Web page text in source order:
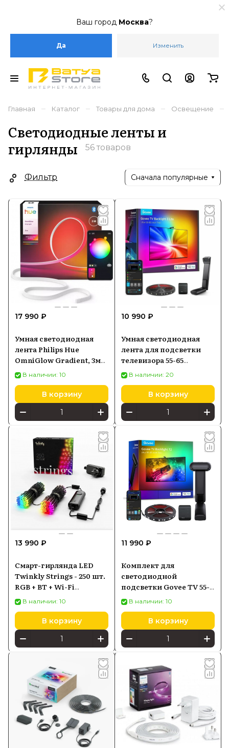
Ваш город Москва?
Да Изменить
Главная – Каталог – Товары для дома – Освещение –
Светодиодные ленты и
гирлянды
56 товаров
Фильтр Сначала популярные
17 990 ₽
Умная светодиодная
лента Philips Hue
OmniGlow Gradient, 3м
(929004608001)
В наличии: 10
В корзину
10 990 ₽
Умная светодиодная
лента для подсветки
телевизора 55-65
дюймов Govee WiFi RGB
Smart TV LED
В наличии: 20
В корзину
13 990 ₽
Смарт-гирлянда LED
Twinkly Strings - 250 шт.
RGB + BT + Wi-Fi
(TWS250STP-BEU)
Generation II
В наличии: 10
В корзину
11 990 ₽
Комплект для
светодиодной
подсветки Govee TV 55-
65, Wi-Fi+Bluetooth
H605C
В наличии: 10
В корзину